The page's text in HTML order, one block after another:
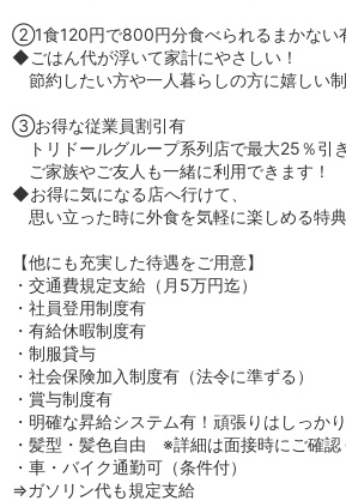
②1食120円で800円分食べられるまかない
◆ごはん代が浮いて家計にやさしい！
節約したい方や一人暮らしの方に嬉しい制
③お得な従業員割引有
トリドールグループ系列店で最大25％引
ご家族やご友人も一緒に利用できます！
◆お得に気になる店へ行けて、
思い立った時に外食を気軽に楽しめる特典
【他にも充実した待遇をご用意】
・交通費規定支給（月5万円迄）
・社員登用制度有
・有給休暇制度有
・制服貸与
・社会保険加入制度有（法令に準ずる）
・賞与制度有
・明確な昇給システム有！頑張りはしっか
・髪型・髪色自由 ※詳細は面接時にご確認
・車・バイク通勤可（条件付）
⇒ガソリン代も規定支給